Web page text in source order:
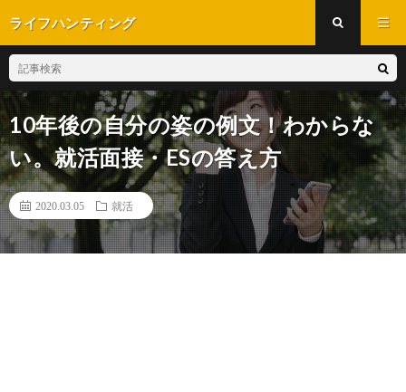
ライフハンティング
10年後の自分の姿の例文！わからな
い。就活面接・ESの答え方
2020.03.05 就活